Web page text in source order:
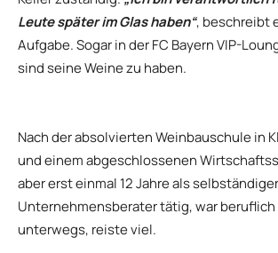
Leute später im Glas haben“, beschreibt
Aufgabe. Sogar in der FC Bayern VIP-
sind seine Weine zu haben.
Nach der absolvierten Weinbauschule in
und einem abgeschlossenen
aber erst einmal 12 Jahre als selbständiger
Unternehmensberater tätig, war beruflich
unterwegs, reiste viel.